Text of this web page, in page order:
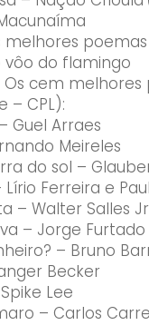
melhores
vôo do flamingo
Os cem
– CPL):
Guel Arraes
Meireles
do sol –
Ferreira e
– Walter Salles
– Jorge Furtado
– Bruno
Becker
Lee
– Carlos